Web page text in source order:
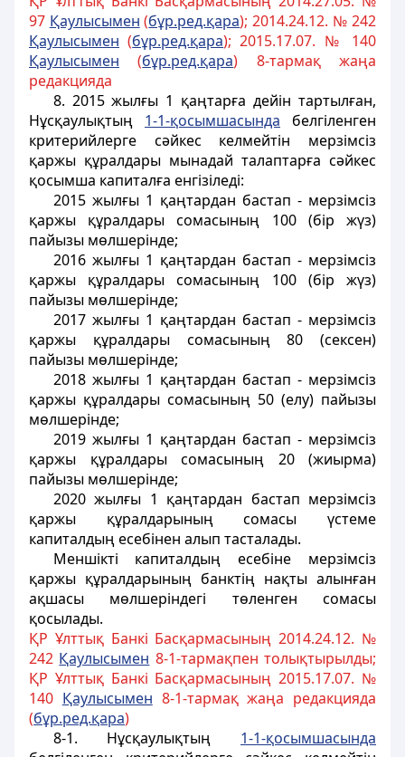
97 Қаулысымен (бұр.ред.қара); 2014.24.12. № 242
Қаулысымен (бұр.ред.қара); 2015.17.07. № 140
Қаулысымен (бұр.ред.қара) 8-тармақ жаңа
редакцияда
8. 2015 жылғы 1 қаңтарға дейін тартылған,
Нұсқаулықтың 1-1-қосымшасында белгіленген
критерийлерге сәйкес келмейтін мерзімсіз
қаржы құралдары мынадай талаптарға сәйкес
қосымша капиталға енгізіледі:
2015 жылғы 1 қаңтардан бастап - мерзімсіз
қаржы құралдары сомасының 100 (бір жүз)
пайызы мөлшерінде;
2016 жылғы 1 қаңтардан бастап - мерзімсіз
қаржы құралдары сомасының 100 (бір жүз)
пайызы мөлшерінде;
2017 жылғы 1 қаңтардан бастап - мерзімсіз
қаржы құралдары сомасының 80 (сексен)
пайызы мөлшерінде;
2018 жылғы 1 қаңтардан бастап - мерзімсіз
қаржы құралдары сомасының 50 (елу) пайызы
мөлшерінде;
2019 жылғы 1 қаңтардан бастап - мерзімсіз
қаржы құралдары сомасының 20 (жиырма)
пайызы мөлшерінде;
2020 жылғы 1 қаңтардан бастап мерзімсіз
қаржы құралдарының сомасы үстеме
капиталдың есебінен алып тасталады.
Меншiктi капиталдың есебiне мерзімсіз
қаржы құралдарының банктiң нақты алынған
ақшасы мөлшерiндегі төленген сомасы
қосылады.
ҚР Ұлттық Банкі Басқармасының 2014.24.12. №
242 Қаулысымен 8-1-тармақпен толықтырылды;
ҚР Ұлттық Банкі Басқармасының 2015.17.07. №
140 Қаулысымен 8-1-тармақ жаңа редакцияда
(бұр.ред.қара)
8-1. Нұсқаулықтың 1-1-қосымшасында